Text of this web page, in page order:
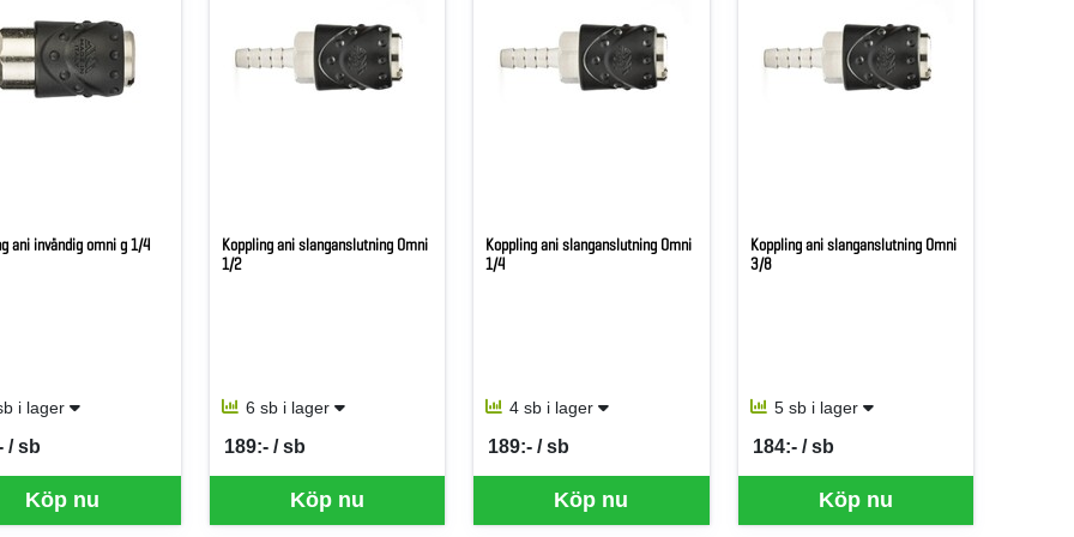
ani invändig omni g 1/4
i lager
Köp nu
/ sb
SB
Koppling ani slanganslutning Omni
1/2
6 sb i lager
Köp nu
189:- / sb
SEK per SB
Koppling ani slanganslutning Omni
1/4
4 sb i lager
Köp nu
189:- / sb
SEK per SB
Koppling ani slanganslutning Omni
3/8
5 sb i lager
Köp nu
184:- / sb
SEK per SB